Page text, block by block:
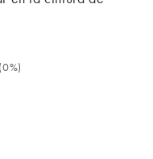
30 días 42,24 € (0%).
(0%)